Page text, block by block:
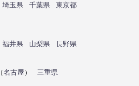
埼玉県 千葉県
東京都
福井県 山梨県
長野県
（名古屋）
三重県